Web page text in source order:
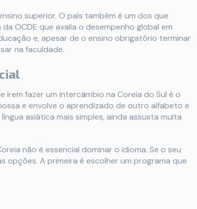
superior. O país também é um dos que
da OCDE que avalia o desempenho global em
e, apesar de o ensino obrigatório terminar
na faculdade.
fazer um intercâmbio na Coreia do Sul é o
e envolve o aprendizado de outro alfabeto e
asiática mais simples, ainda assusta muita
não é essencial dominar o idioma. Se o seu
opções. A primeira é escolher um programa que